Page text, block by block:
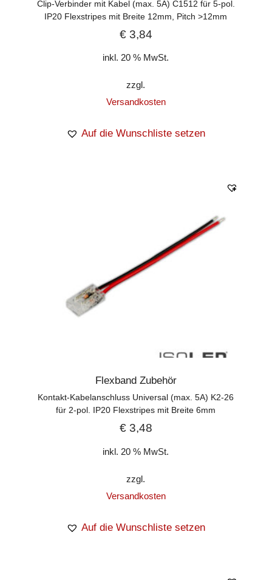
Clip-Verbinder mit Kabel (max. 5A) C1512 für 5-pol.
IP20 Flexstripes mit Breite 12mm, Pitch >12mm
€3,84
inkl. 20 % MwSt.
zzgl.
Versandkosten
Auf die Wunschliste setzen
Flexband Zubehör
Kontakt-Kabelanschluss Universal (max. 5A) K2-26
für 2-pol. IP20 Flexstripes mit Breite 6mm
€3,48
inkl. 20 % MwSt.
zzgl.
Versandkosten
Auf die Wunschliste setzen